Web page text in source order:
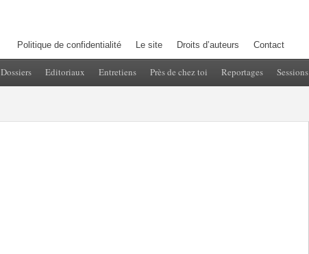
Politique de confidentialité Le site Droits d’auteurs Contact
Dossiers Editoriaux Entretiens Près de chez toi Reportages Sessions